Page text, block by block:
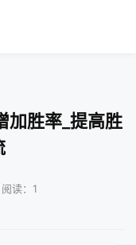
加胜率_提高胜
读：1